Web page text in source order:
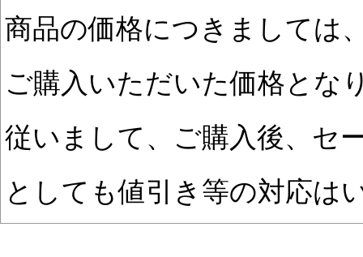
商品の価格につきましては
ご購入いただいた価格とな
従いまして、ご購入後、セ
としても値引き等の対応は